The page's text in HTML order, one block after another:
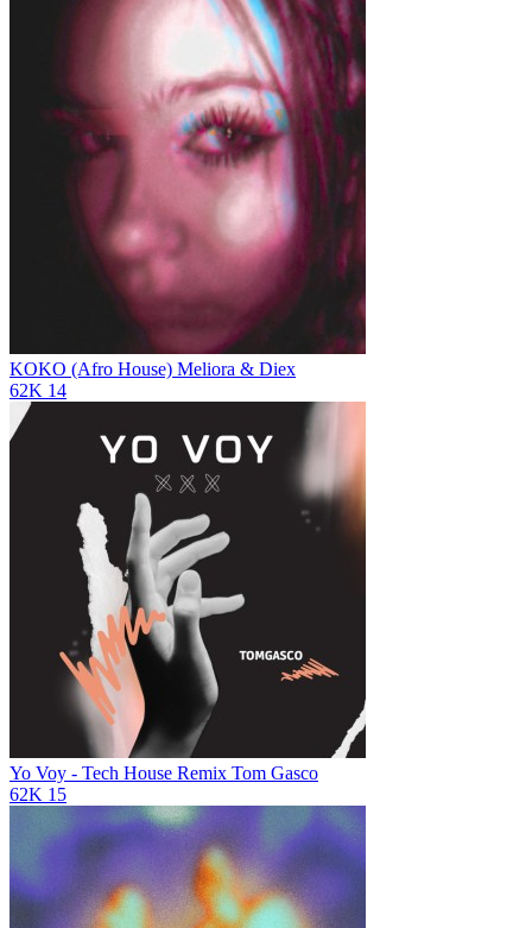
KOKO (Afro House) Meliora & Diex
62K 14
Yo Voy - Tech House Remix Tom Gasco
62K 15